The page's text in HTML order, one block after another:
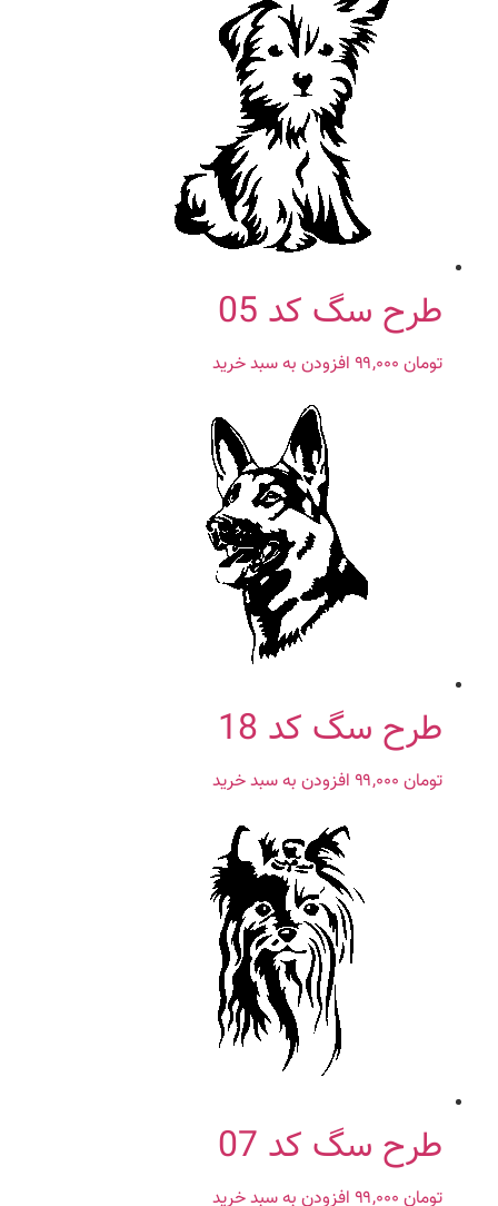
طرح سگ کد 05
تومان افزودن به سبد خرید
طرح سگ کد 18
تومان افزودن به سبد خرید
طرح سگ کد 07
تومان افزودن به سبد خرید